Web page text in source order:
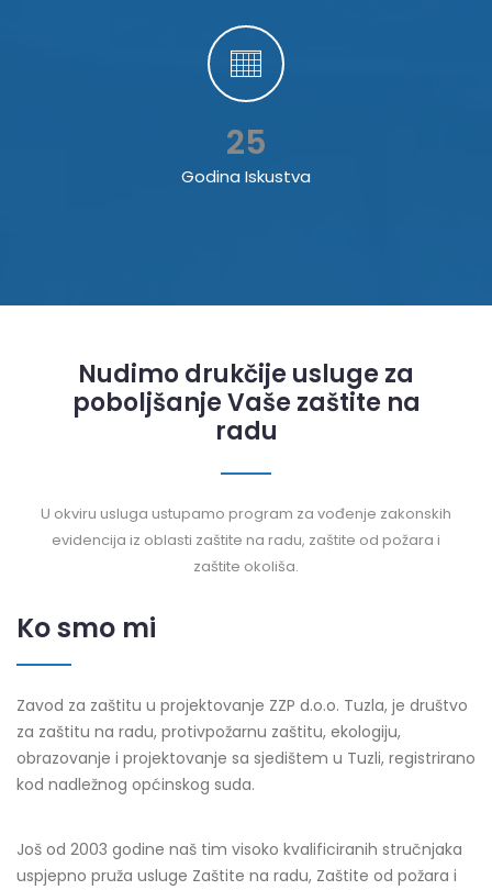
25
Godina Iskustva
Nudimo drukčije usluge za
poboljšanje Vaše zaštite na
radu
U okviru usluga ustupamo program za vođenje zakonskih
evidencija iz oblasti zaštite na radu, zaštite od požara i
zaštite okoliša.
Ko smo mi
Zavod za zaštitu u projektovanje ZZP d.o.o. Tuzla, je društvo
za zaštitu na radu, protivpožarnu zaštitu, ekologiju,
obrazovanje i projektovanje sa sjedištem u Tuzli, registrirano
kod nadležnog općinskog suda.
Još od 2003 godine naš tim visoko kvalificiranih stručnjaka
uspjepno pruža usluge Zaštite na radu, Zaštite od požara i